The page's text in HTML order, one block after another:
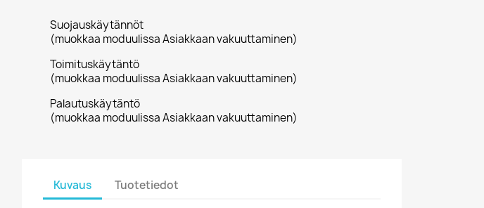
Suojauskäytännöt
(muokkaa moduulissa Asiakkaan vakuuttaminen)
Toimituskäytäntö
(muokkaa moduulissa Asiakkaan vakuuttaminen)
Palautuskäytäntö
(muokkaa moduulissa Asiakkaan vakuuttaminen)
Kuvaus Tuotetiedot